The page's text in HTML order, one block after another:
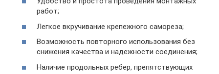
работ;
Легкое вкручивание крепежного самореза;
Возможность повторного использования без
снижения качества и надежности соединения;
Наличие продольных ребер, препятствующих